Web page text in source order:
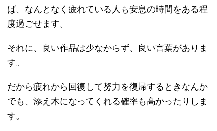
ば、なんとなく疲れている人も安息の時間をある程
度過ごせます。
それに、良い作品は少なからず、良い言葉がありま
す。
だから疲れから回復して努力を復帰するときなんか
でも、添え木になってくれる確率も高かったりしま
す。